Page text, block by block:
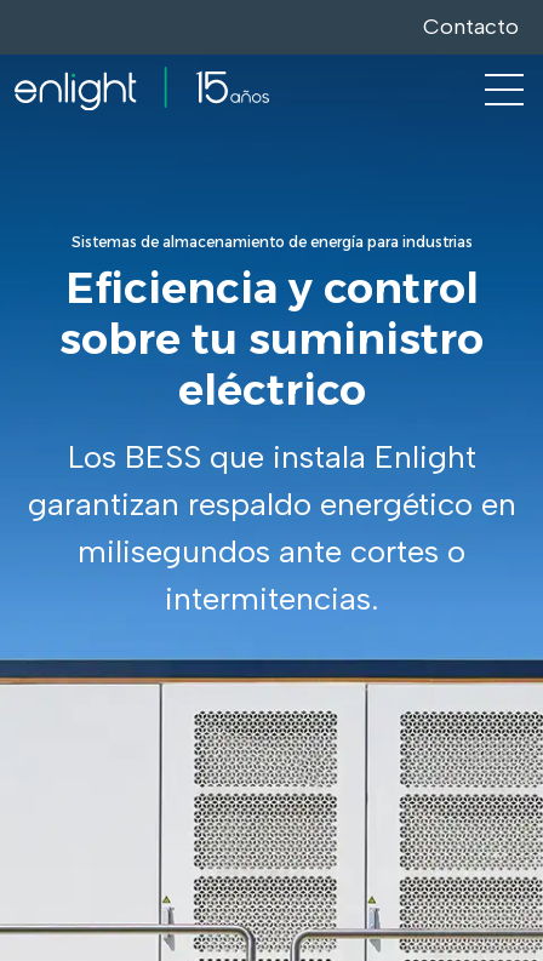
Contacto
Sistemas de almacenamiento de energía para industrias
Eficiencia y control
sobre tu suministro
eléctrico
Los BESS que instala Enlight
garantizan respaldo energético en
milisegundos ante cortes o
intermitencias.